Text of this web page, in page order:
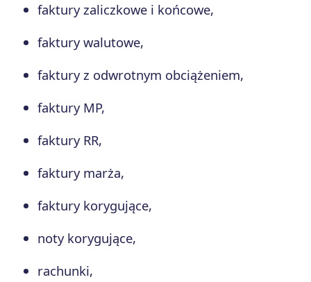
faktury zaliczkowe i końcowe,
faktury walutowe,
faktury z odwrotnym obciążeniem,
faktury MP,
faktury RR,
faktury marża,
faktury korygujące,
noty korygujące,
rachunki,